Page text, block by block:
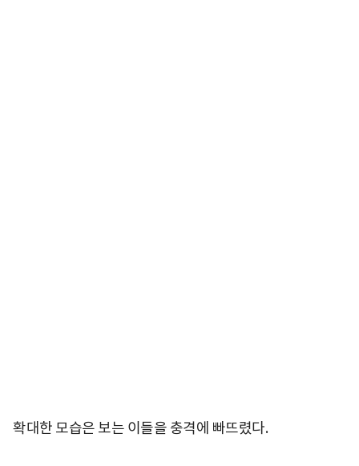
확대한 모습은 보는 이들을 충격에 빠뜨렸다.